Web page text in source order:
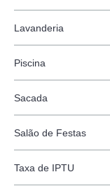
Lavanderia
Piscina
Sacada
Salão de Festas
Taxa de IPTU